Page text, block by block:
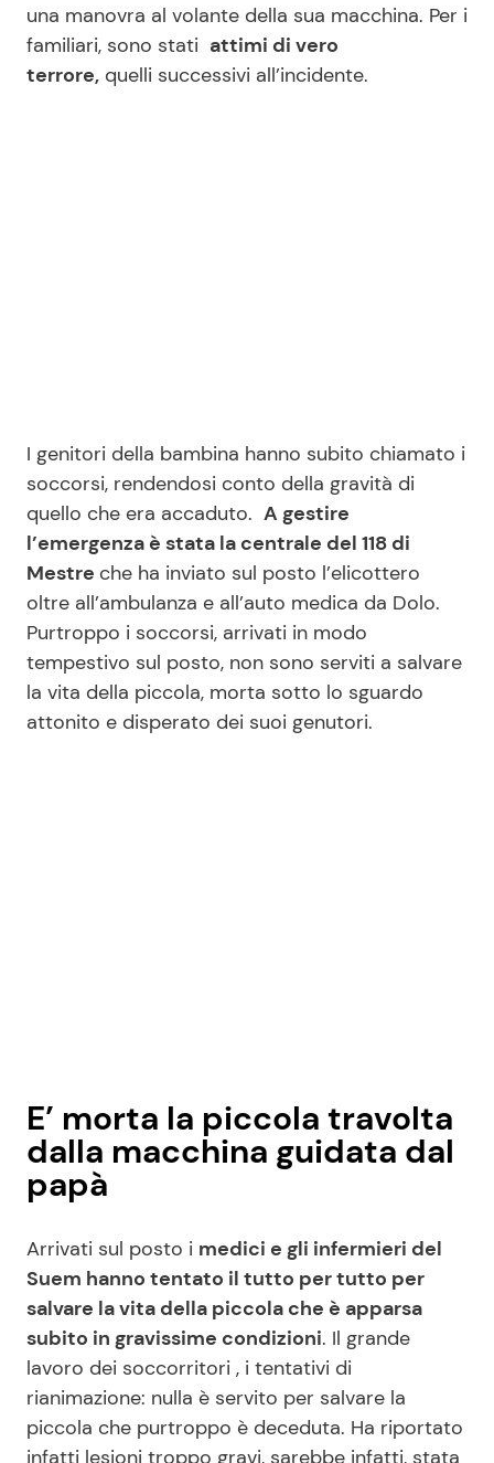
Seguici
una manovra al volante della sua macchina. Per i
familiari, sono stati attimi di vero
terrore, quelli successivi all’incidente.
I genitori della bambina hanno subito chiamato i
soccorsi, rendendosi conto della gravità di
quello che era accaduto. A gestire
l’emergenza è stata la centrale del 118 di
Mestre che ha inviato sul posto l’elicottero
oltre all’ambulanza e all’auto medica da Dolo.
Purtroppo i soccorsi, arrivati in modo
tempestivo sul posto, non sono serviti a salvare
la vita della piccola, morta sotto lo sguardo
attonito e disperato dei suoi genutori.
E’ morta la piccola travolta
dalla macchina guidata dal
papà
Arrivati sul posto i medici e gli infermieri del
Suem hanno tentato il tutto per tutto per
salvare la vita della piccola che è apparsa
subito in gravissime condizioni. Il grande
lavoro dei soccorritori , i tentativi di
rianimazione: nulla è servito per salvare la
piccola che purtroppo è deceduta. Ha riportato
infatti lesioni troppo gravi, sarebbe infatti, stata